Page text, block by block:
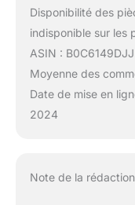
Disponibilité des
indisponible sur les
ASIN : B0C6149DJJ
Moyenne des
Date de mise en
2024
Note de la